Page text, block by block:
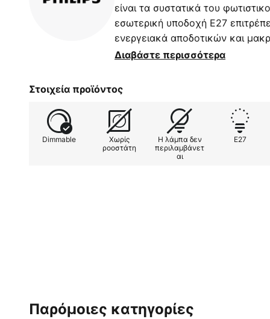
είναι τα συστατικά του
εσωτερική υποδοχή E27
ενεργειακά αποδοτικών και
καθιστώντας το φωτιστικό μια
Διαβάστε περισσότερα
Στοιχεία προϊόντος
Dimmable
Χωρίς
ροοστάτη
Η λάμπα δεν
περιλαμβάνετ
αι
E27
Παρόμοιες κατηγορίες